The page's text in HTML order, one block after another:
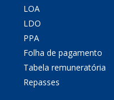
LOA
LDO
PPA
Folha de pagamento
Tabela remuneratória
Repasses